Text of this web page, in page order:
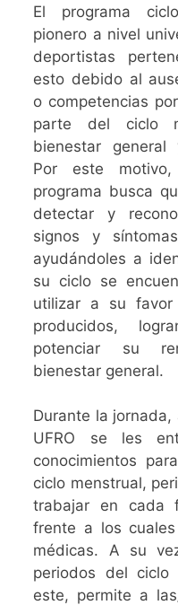
El programa
pionero a nivel
deportistas
esto debido al
o competencias
parte del ciclo
bienestar general
Por este
programa busca
detectar y
signos y
ayudándoles a
su ciclo se
utilizar a su favor
producidos,
potenciar su
bienestar general.
Durante la
UFRO se les
conocimientos
ciclo menstrual,
trabajar en cada
frente a los
médicas. A su
periodos del ciclo
este, permite a